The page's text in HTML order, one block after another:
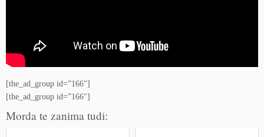
[the_ad_group id=”166″]
[the_ad_group id=”166″]
Morda te zanima tudi: